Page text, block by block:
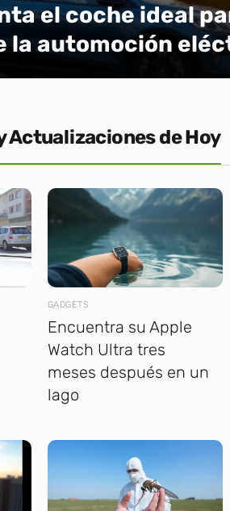
el coche ideal
la automoción
Actualizaciones de Hoy
GADGETS
Encuentra su Apple
Watch Ultra tres
meses después en un
lago